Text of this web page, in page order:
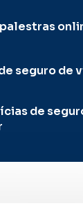
seguro de
de